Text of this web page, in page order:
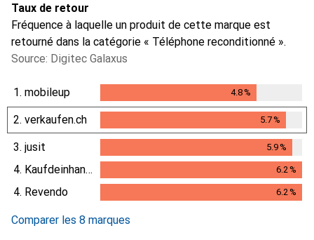
Taux de retour
Fréquence à laquelle un produit de cette marque est
retourné dans la catégorie « Téléphone reconditionné ».
Source: Digitec Galaxus
1. mobileup 4.8%
2. verkaufen.ch 5.7%
5.7%
3. jusit 5.9%
5.9%
4. Kaufdeinhandy.ch 6.2 %
6.2%
4. Revendo 6.2 %
Comparer les 8 marques